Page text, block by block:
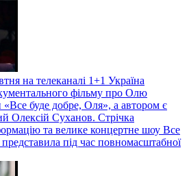
на телеканалі 1+1 Україна
фільму про Олю
«Все буде добре, Оля», а автором є
Олексій Суханов. Стрічка
та велике концертне шоу Все
представила під час повномасштабної